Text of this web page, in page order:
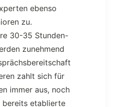
ebenso
zu.
30-35 Stunden-
zunehmend
zahlt sich für
immer aus, noch
bereits etablierte